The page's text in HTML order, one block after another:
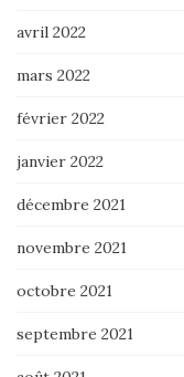
avril 2022
mars 2022
février 2022
janvier 2022
décembre 2021
novembre 2021
octobre 2021
septembre 2021